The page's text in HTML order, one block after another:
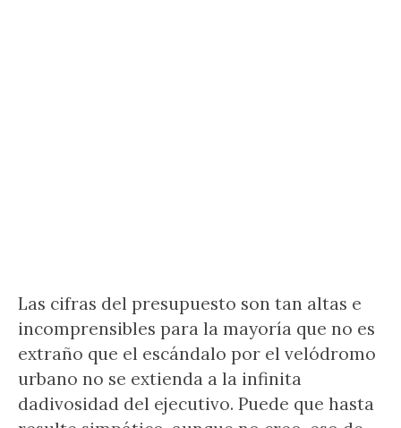
Las cifras del presupuesto son tan altas e
incomprensibles para la mayoría que no es
extraño que el escándalo por el velódromo
urbano no se extienda a la infinita
dadivosidad del ejecutivo. Puede que hasta